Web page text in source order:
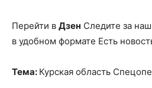
Перейти в Дзен Следите за
в удобном формате Есть
Тема: Курская область